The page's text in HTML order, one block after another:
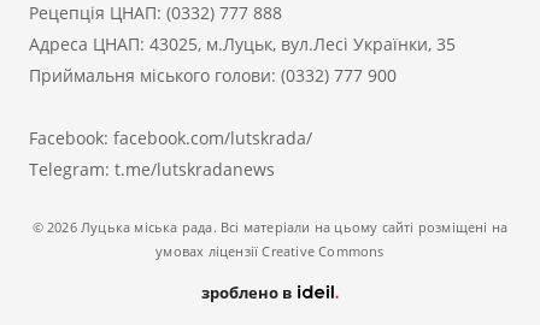
Рецепція ЦНАП: (0332) 777 888
Адреса ЦНАП: 43025, м.Луцьк, вул.Лесі Українки, 35
Приймальня міського голови: (0332) 777 900
Facebook: facebook.com/lutskrada/
Telegram: t.me/lutskradanews
© 2026 Луцька міська рада. Всі матеріали на цьому сайті розміщені на
умовах ліцензії Creative Commons
зроблено в